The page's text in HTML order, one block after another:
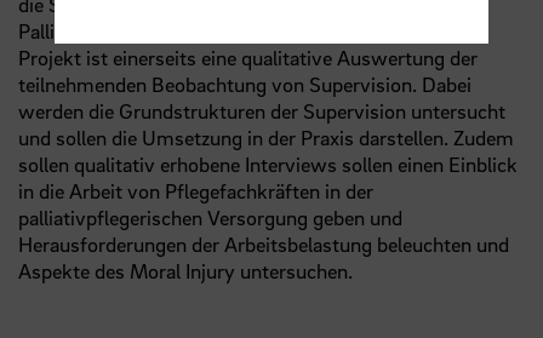
Palliativpflege viel praktiziert wird. Die Zielsetzung im
Projekt ist einerseits eine qualitative Auswertung der
teilnehmenden Beobachtung von Supervision. Dabei
werden die Grundstrukturen der Supervision untersucht
und sollen die Umsetzung in der Praxis darstellen. Zudem
sollen qualitativ erhobene Interviews sollen einen Einblick
in die Arbeit von Pflegefachkräften in der
palliativpflegerischen Versorgung geben und
Herausforderungen der Arbeitsbelastung beleuchten und
Aspekte des Moral Injury untersuchen.